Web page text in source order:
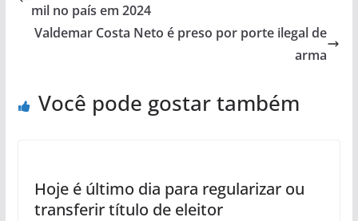
mil no país em 2024
Valdemar Costa Neto é preso por porte ilegal de
arma
Você pode gostar também
Hoje é último dia para regularizar ou
transferir título de eleitor